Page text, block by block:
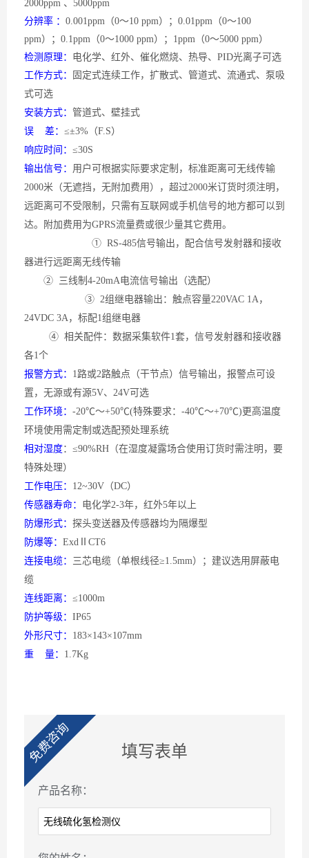
2000ppm 、5000ppm
分辨率 ： 0.001ppm（0～10 ppm）；0.01ppm（0～100
ppm）；0.1ppm（0～1000 ppm）；1ppm（0～5000 ppm）
检测原理： 电化学、红外、催化燃烧、热导、 PID光离子可选
工作方式：
固定式连续工作，扩散式、管道式、流通式、泵吸
式可选
安装方式： 管道式、壁挂式
误 差： ≤±3%（F.S）
响应时间： ≤30S
输出信号： 用户可根据实际要求定制，标准距离可无线传输
2000米（无遮挡，无附加费用），超过2000米订货时须注明，
远距离可不受限制，只需有互联网或手机信号的地方都可以到
达。附加费用为GPRS流量费或很少量其它费用。
① RS-485信号输出，配合信号发射器和接收
器进行远距离无线传输
② 三线制4-20mA电流信号输出（选配）
③ 2组继电器输出：触点容量220VAC 1A，
24VDC 3A，标配1组继电器
④ 相关配件：数据采集软件1套，信号发射器和接收器
各1个
报警方式： 1路或2路触点（干节点）信号输出，报警点可设
置，无源或有源5V、24V可选
工作环境： -20℃～+50℃(特殊要求：-40℃～+70℃)更高温度
环境使用需定制或选配预处理系统
相对湿度： ≤90%RH（在湿度凝露场合使用订货时需注明，要
特殊处理）
工作电压： 12~30V（DC）
传感器寿命： 电化学2-3年，红外5年以上
防爆形式： 探头变送器及传感器均为隔爆型
防爆等： ExdⅡCT6
连接电缆： 三芯电缆（单根线径≥1.5mm）；建议选用屏蔽电
缆
连线距离： ≤1000m
防护等级： IP65
外形尺寸： 183×143×107mm
重 量： 1.7Kg
免费咨询 填写表单
产品名称：